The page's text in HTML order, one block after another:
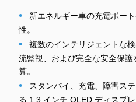
•
新エネルギー車の充電ポー
性。
•
複数のインテリジェントな
流監視、および完全な安全保
算。
•
スタンバイ、充電、障害ス
る 1.3 インチ OLED ディスプレ